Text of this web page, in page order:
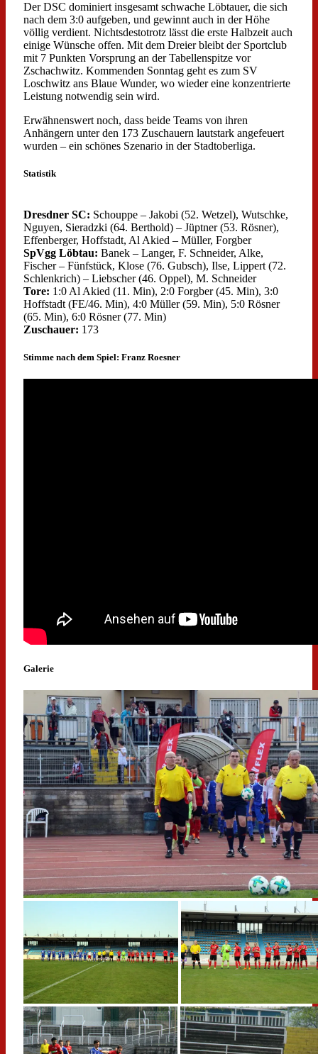
Der DSC dominiert insgesamt schwache Löbtauer, die sich
nach dem 3:0 aufgeben, und gewinnt auch in der Höhe
völlig verdient. Nichtsdestotrotz lässt die erste Halbzeit auch
einige Wünsche offen. Mit dem Dreier bleibt der Sportclub
mit 7 Punkten Vorsprung an der Tabellenspitze vor
Zschachwitz. Kommenden Sonntag geht es zum SV
Loschwitz ans Blaue Wunder, wo wieder eine konzentrierte
Leistung notwendig sein wird.
Erwähnenswert noch, dass beide Teams von ihren
Anhängern unter den 173 Zuschauern lautstark angefeuert
wurden – ein schönes Szenario in der Stadtoberliga.
Statistik
Dresdner SC: Schouppe – Jakobi (52. Wetzel), Wutschke,
Nguyen, Sieradzki (64. Berthold) – Jüptner (53. Rösner),
Effenberger, Hoffstadt, Al Akied – Müller, Forgber
SpVgg Löbtau: Banek – Langer, F. Schneider, Alke,
Fischer – Fünfstück, Klose (76. Gubsch), Ilse, Lippert (72.
Schlenkrich) – Liebscher (46. Oppel), M. Schneider
Tore: 1:0 Al Akied (11. Min), 2:0 Forgber (45. Min), 3:0
Hoffstadt (FE/46. Min), 4:0 Müller (59. Min), 5:0 Rösner
(65. Min), 6:0 Rösner (77. Min)
Zuschauer: 173
Stimme nach dem Spiel: Franz Roesner
Galerie